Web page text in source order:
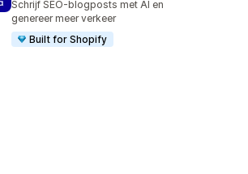
Schrijf SEO-blogposts met AI en
genereer meer verkeer
Built for Shopify